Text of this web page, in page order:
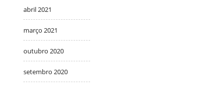
abril 2021
março 2021
outubro 2020
setembro 2020